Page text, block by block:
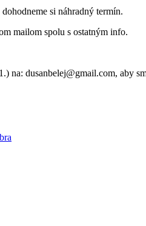
si náhradný termín.
mailom spolu s ostatným info.
dusanbelej@gmail.com, aby